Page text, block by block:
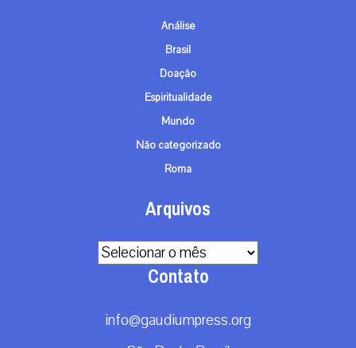
Análise
Brasil
Doação
Espiritualidade
Mundo
Não categorizado
Roma
Arquivos
Arquivos
Contato
info@gaudiumpress.org